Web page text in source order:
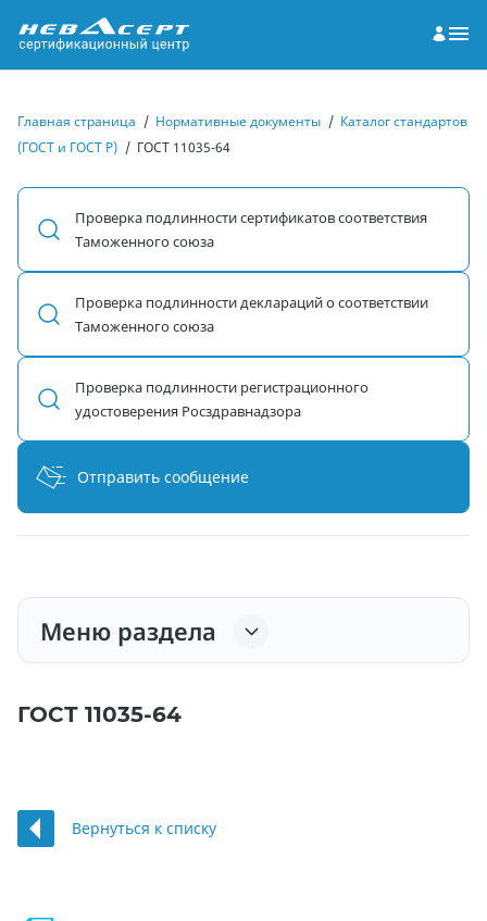
Главная страница / Нормативные документы / Каталог стандартов
(ГОСТ и ГОСТ Р) / ГОСТ 11035-64
Проверка подлинности сертификатов соответствия
Таможенного союза
Проверка подлинности деклараций о соответствии
Таможенного союза
Проверка подлинности регистрационного
удостоверения Росздравнадзора
Отправить сообщение
Меню раздела
ГОСТ 11035-64
Вернуться к списку